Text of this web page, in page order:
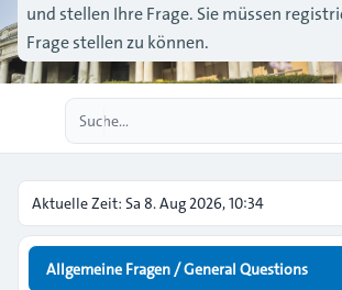
und stellen Ihre Frage. Sie müssen
Frage stellen zu können.
Aktuelle Zeit: Sa 8. Aug 2026, 10:34
Allgemeine Fragen / General Questions